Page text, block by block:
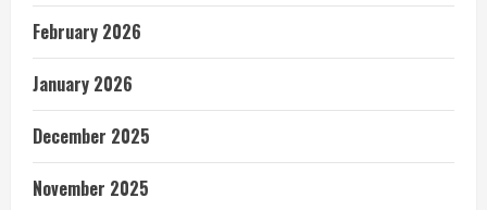
February 2026
January 2026
December 2025
November 2025